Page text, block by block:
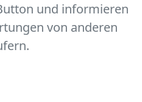
und informieren
von anderen